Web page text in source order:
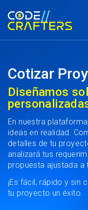
Cotizar
Diseñamos
En nuestra
ideas en realidad.
detalles de tu
analizará tus
propuesta ajustada a
¡Es fácil, rápido y sin
tu proyecto un éxito.